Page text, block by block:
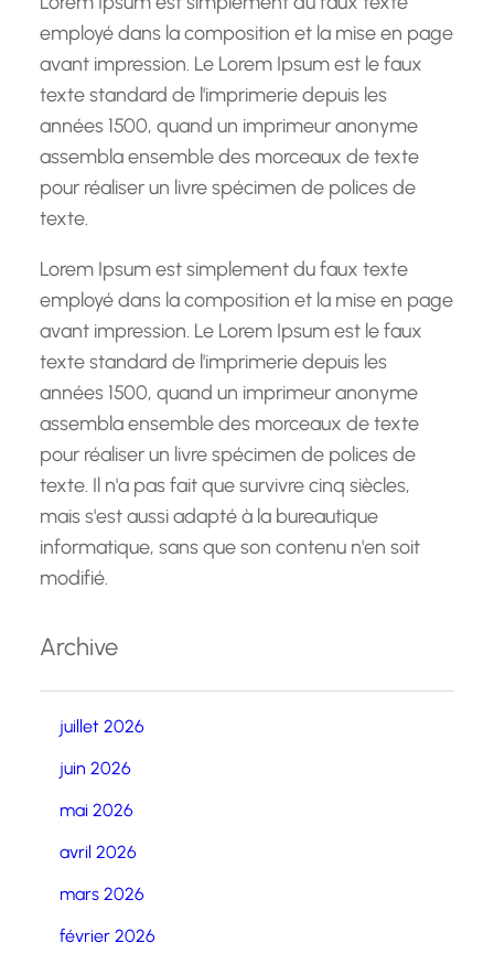
employé dans la composition et la mise en page
avant impression. Le Lorem Ipsum est le faux
texte standard de l'imprimerie depuis les
années 1500, quand un imprimeur anonyme
assembla ensemble des morceaux de texte
pour réaliser un livre spécimen de polices de
texte.
Lorem Ipsum est simplement du faux texte
employé dans la composition et la mise en page
avant impression. Le Lorem Ipsum est le faux
texte standard de l'imprimerie depuis les
années 1500, quand un imprimeur anonyme
assembla ensemble des morceaux de texte
pour réaliser un livre spécimen de polices de
texte. Il n'a pas fait que survivre cinq siècles,
mais s'est aussi adapté à la bureautique
informatique, sans que son contenu n'en soit
modifié.
Archive
juillet 2026
juin 2026
mai 2026
avril 2026
mars 2026
février 2026